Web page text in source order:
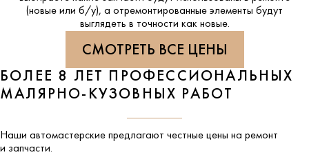
(новые или б/у), а отремонтированные элементы будут
выглядеть в точности как новые.
СМОТРЕТЬ ВСЕ ЦЕНЫ
БОЛЕЕ 8 ЛЕТ ПРОФЕССИОНАЛЬНЫХ
МАЛЯРНО-КУЗОВНЫХ РАБОТ
Наши автомастерские предлагают честные цены на ремонт
и запчасти.